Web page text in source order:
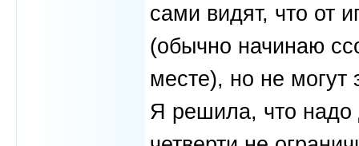
сами видят, что от
(обычно начинаю
месте), но не могут
Я решила, что надо